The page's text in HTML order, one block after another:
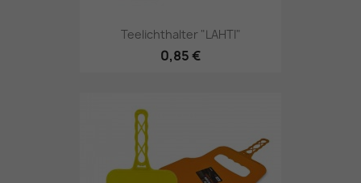
Teelichthalter "LAHTI"
0,85 €